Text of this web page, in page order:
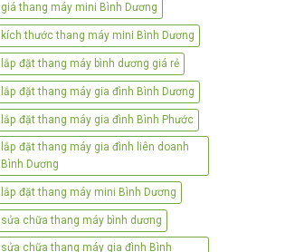
giá thang máy mini Bình Dương
kích thước thang máy mini Bình Dương
lắp đặt thang máy bình dương giá rẻ
lắp đặt thang máy gia đình Bình Dương
lắp đặt thang máy gia đình Bình Phước
lắp đặt thang máy gia đình liên doanh
Bình Dương
lắp đặt thang máy mini Bình Dương
sửa chữa thang máy bình dương
sửa chữa thang máy gia đình Bình